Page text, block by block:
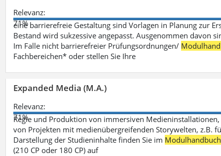
Relevanz:
71%
eine barrierefreie Gestaltung sind Vorlagen in Planung zur
Bestand wird sukzessive angepasst. Ausgenommen davon
Im Falle nicht barrierefreier Prüfungsordnungen/
Fachbereichen* oder stellen Sie Ihre
Expanded Media (M.A.)
Relevanz:
71%
Regie und Produktion von immersiven
von Projekten mit medienübergreifenden Storywelten, z.B.
Darstellung der Studieninhalte finden Sie im Modulhandbuch
(210 CP oder 180 CP) auf